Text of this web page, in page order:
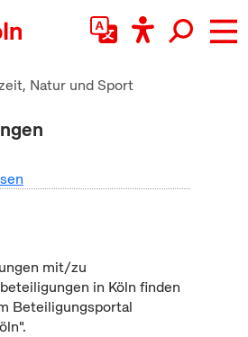
Natur und Sport
mit/zu
in Köln finden
Beteiligungsportal